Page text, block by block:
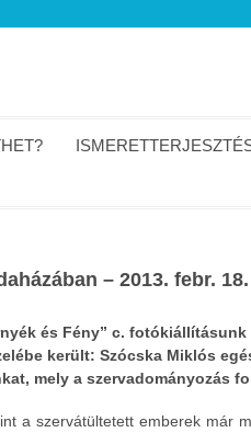
– 2013. febr. 18.
és Fény” c.
került: Szócska Miklós
mely a szervadományozás
a szervátültetett emberek már